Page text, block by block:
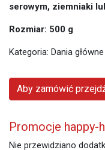
serowym, ziemniaki
Rozmiar: 500 g
Kategoria: Dania główne
Aby zamówić
Promocje happy-
Nie przewidziano